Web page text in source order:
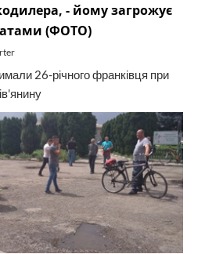
- йому загрожує
(ФОТО)
26-річного франківця при